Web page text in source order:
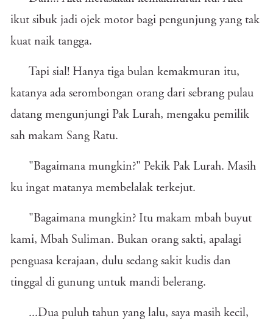
ikut sibuk jadi ojek motor bagi pengunjung yang tak
kuat naik tangga.
Tapi sial! Hanya tiga bulan kemakmuran itu,
katanya ada serombongan orang dari sebrang pulau
datang mengunjungi Pak Lurah, mengaku pemilik
sah makam Sang Ratu.
"Bagaimana mungkin?" Pekik Pak Lurah. Masih
ku ingat matanya membelalak terkejut.
"Bagaimana mungkin? Itu makam mbah buyut
kami, Mbah Suliman. Bukan orang sakti, apalagi
penguasa kerajaan, dulu sedang sakit kudis dan
tinggal di gunung untuk mandi belerang.
...Dua puluh tahun yang lalu, saya masih kecil,